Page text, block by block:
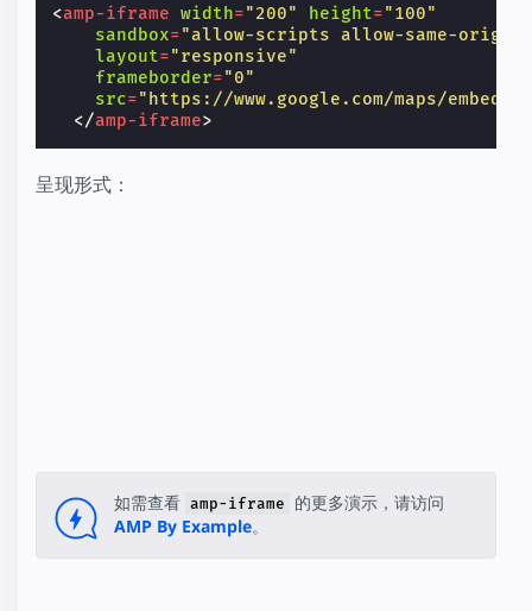
<amp-iframe width="200" height="100"
sandbox="allow-scripts allow-same-
layout="responsive"
frameborder="0"
src="https://www.google.com/maps/embed/
</amp-iframe>
呈现形式：
如需查看 amp-iframe
的更多演示，请访问
AMP By Example。